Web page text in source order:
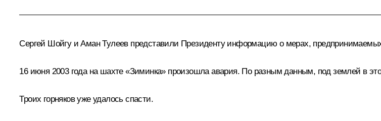
Сергей Шойгу и Аман Тулеев представили Президенту информацию о мерах,
16 июня 2003 года на шахте «Зиминка» произошла авария. По разным данным, под землей в
Троих горняков уже удалось спасти.